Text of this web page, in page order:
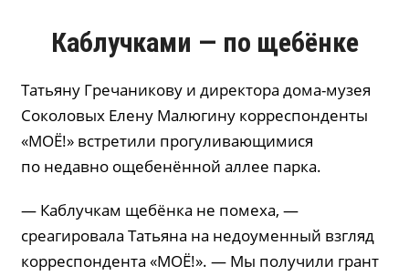
Каблучками — по щебёнке
Татьяну Гречаникову и директора дома-музея
Соколовых Елену Малюгину корреспонденты
«МОЁ!» встретили прогуливающимися
по недавно ощебенённой аллее парка.
— Каблучкам щебёнка не помеха, —
среагировала Татьяна на недоуменный взгляд
корреспондента «МОЁ!». — Мы получили грант